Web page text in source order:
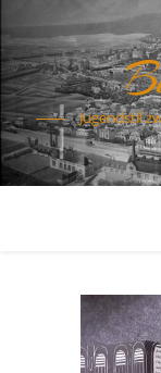
Jugendstil